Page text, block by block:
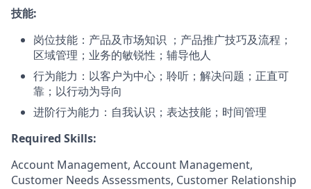
技能:
岗位技能：产品及市场知识 ；产品推广技巧及流程；
区域管理；业务的敏锐性；辅导他人
行为能力：以客户为中心；聆听；解决问题；正直可
靠；以行动为导向
进阶行为能力：自我认识；表达技能；时间管理
Required Skills:
Account Management, Account Management,
Customer Needs Assessments, Customer Relationship